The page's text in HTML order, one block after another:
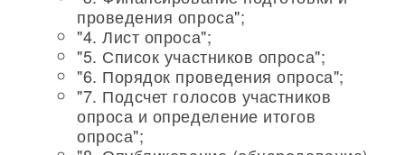
проведения опроса";
"4. Лист опроса";
"5. Список участников опроса";
"6. Порядок проведения опроса";
"7. Подсчет голосов участников
опроса и определение итогов
опроса";